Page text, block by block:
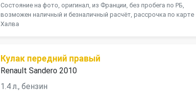
Состояние на фото, оригинал, из Франции, без пробега по РБ,
возможен наличный и безналичный расчёт, рассрочка по карте
Халва
Кулак передний правый
Renault Sandero 2010
1.4 л., бензин